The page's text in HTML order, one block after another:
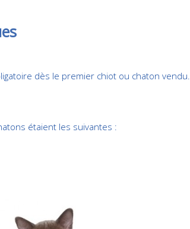
dès le premier chiot ou chaton vendu.
étaient les suivantes :